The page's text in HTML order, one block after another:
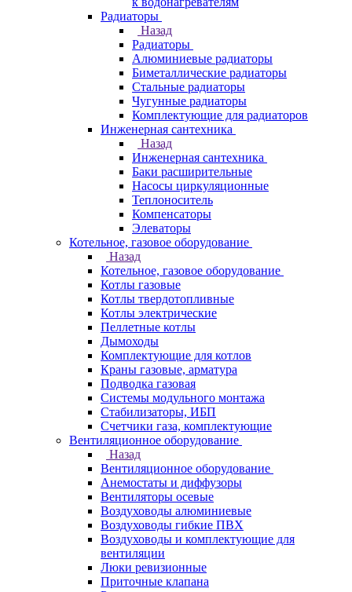
Радиаторы
Назад
Радиаторы
Алюминиевые радиаторы
Биметаллические радиаторы
Стальные радиаторы
Чугунные радиаторы
Комплектующие для радиаторов
Инженерная сантехника
Назад
Инженерная сантехника
Баки расширительные
Насосы циркуляционные
Теплоноситель
Компенсаторы
Элеваторы
Котельное, газовое оборудование
Назад
Котельное, газовое оборудование
Котлы газовые
Котлы твердотопливные
Котлы электрические
Пеллетные котлы
Дымоходы
Комплектующие для котлов
Краны газовые, арматура
Подводка газовая
Системы модульного монтажа
Стабилизаторы, ИБП
Счетчики газа, комплектующие
Вентиляционное оборудование
Назад
Вентиляционное оборудование
Анемостаты и диффузоры
Вентиляторы осевые
Воздуховоды алюминиевые
Воздуховоды гибкие ПВХ
Воздуховоды и комплектующие для
вентиляции
Люки ревизионные
Приточные клапана